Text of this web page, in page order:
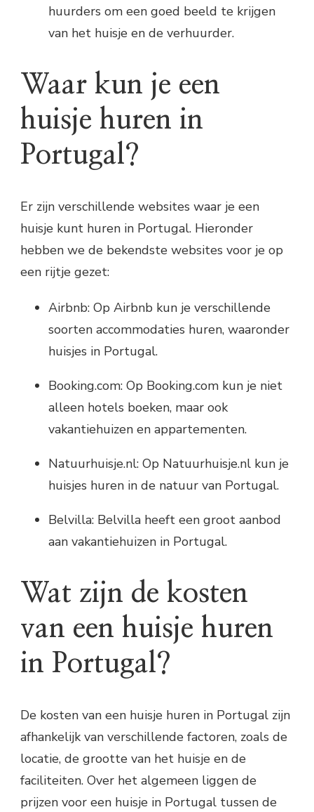
huurders om een goed beeld te krijgen
van het huisje en de verhuurder.
Waar kun je een
huisje huren in
Portugal?
Er zijn verschillende websites waar je een
huisje kunt huren in Portugal. Hieronder
hebben we de bekendste websites voor je op
een rijtje gezet:
Airbnb: Op Airbnb kun je verschillende
soorten accommodaties huren, waaronder
huisjes in Portugal.
Booking.com: Op Booking.com kun je niet
alleen hotels boeken, maar ook
vakantiehuizen en appartementen.
Natuurhuisje.nl: Op Natuurhuisje.nl kun je
huisjes huren in de natuur van Portugal.
Belvilla: Belvilla heeft een groot aanbod
aan vakantiehuizen in Portugal.
Wat zijn de kosten
van een huisje huren
in Portugal?
De kosten van een huisje huren in Portugal zijn
afhankelijk van verschillende factoren, zoals de
locatie, de grootte van het huisje en de
faciliteiten. Over het algemeen liggen de
prijzen voor een huisje in Portugal tussen de